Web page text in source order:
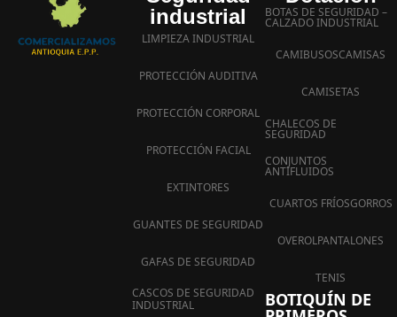
industrial
LIMPIEZA INDUSTRIAL
PROTECCIÓN AUDITIVA
PROTECCIÓN CORPORAL
PROTECCIÓN FACIAL
EXTINTORES
GUANTES DE SEGURIDAD
GAFAS DE SEGURIDAD
CASCOS DE SEGURIDAD
INDUSTRIAL
BOTAS DE SEGURIDAD –
CALZADO INDUSTRIAL
CAMIBUSOSCAMISAS
CAMISETAS
CHALECOS DE
SEGURIDAD
CONJUNTOS
ANTIFLUIDOS
CUARTOS FRÍOSGORROS
OVEROLPANTALONES
TENIS
BOTIQUÍN DE